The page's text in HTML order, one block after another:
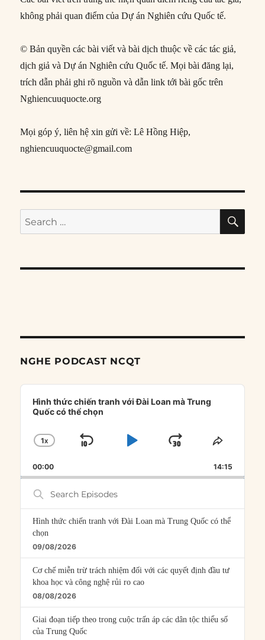
không phải quan điểm của Dự án Nghiên cứu Quốc tế.
© Bản quyền các bài viết và bài dịch thuộc về các tác giả,
dịch giả và Dự án Nghiên cứu Quốc tế. Mọi bài đăng lại,
trích dẫn phải ghi rõ nguồn và dẫn link tới bài gốc trên
Nghiencuuquocte.org
Mọi góp ý, liên hệ xin gửi về: Lê Hồng Hiệp,
nghiencuuquocte@gmail.com
Search
for:
NGHE PODCAST NCQT
Audio
Player
Hình thức chiến tranh với Đài Loan mà Trung
Quốc có thể chọn
CHANGE
RATE
1X
SKIP
PLAYJUMP
FORWARD
SHARE
00:00 14:15
Search
Episodes
Hình thức chiến tranh với Đài Loan mà Trung Quốc có thể
chọn
09/08/2026
Cơ chế miễn trừ trách nhiệm đối với các quyết định đầu tư
khoa học và công nghệ rủi ro cao
08/08/2026
Giai đoạn tiếp theo trong cuộc trấn áp các dân tộc thiểu số
của Trung Quốc